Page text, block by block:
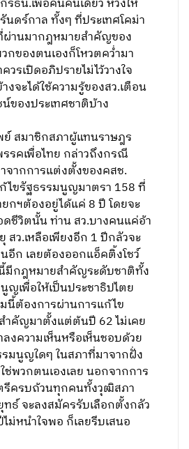
รธน.เพื่อคนคนเดียว หวังให้
ดร์กาล ทั้งๆ ที่ประเทศโคม่า
ผ่านมากฎหมายสำคัญของ
กของตนเองก็โหวตคว่ำมา
รเปิดอภิปรายไม่ไว้วางใจ
งจะได้ใช้ความรู้ของสว.เตือน
ของประเทศชาติบ้าง
ย์ สมาชิกสภาผู้แทนราษฎร
รคเพื่อไทย กล่าวถึงกรณี
ากการแต่งตั้งของคสช.
ไขรัฐธรรมนูญมาตรา 158 ที่
ยกฯต้องอยู่ได้แค่ 8 ปี โดยจะ
ดชีวิตนั้น ท่าน สว.บางคนแค่อ้า
สว.เหลือเพียงอีก 1 ปีกลัวจะ
อีก เลยต้องออกแอ็คติ้งโชว์
มีกฎหมายสำคัญระดับชาติทั้ง
ญเพื่อให้เป็นประชาธิปไตย
นี้ต้องการผ่านการแก้ไข
คัญมาตั้งแต่ต้นปี 62 ไม่เคย
งความเห็นหรือเห็นชอบด้วย
มนูญใดๆ ในสภาที่มาจากฝั่ง
ช่พวกตนเองเลย นอกจากการ
รีครบถ้วนทุกคนทั้งวุฒิสภา
ธ์ จะลงสมัครรับเลือกตั้งกลัว
ม่หนำใจพอ ก็เลยรีบเสนอ